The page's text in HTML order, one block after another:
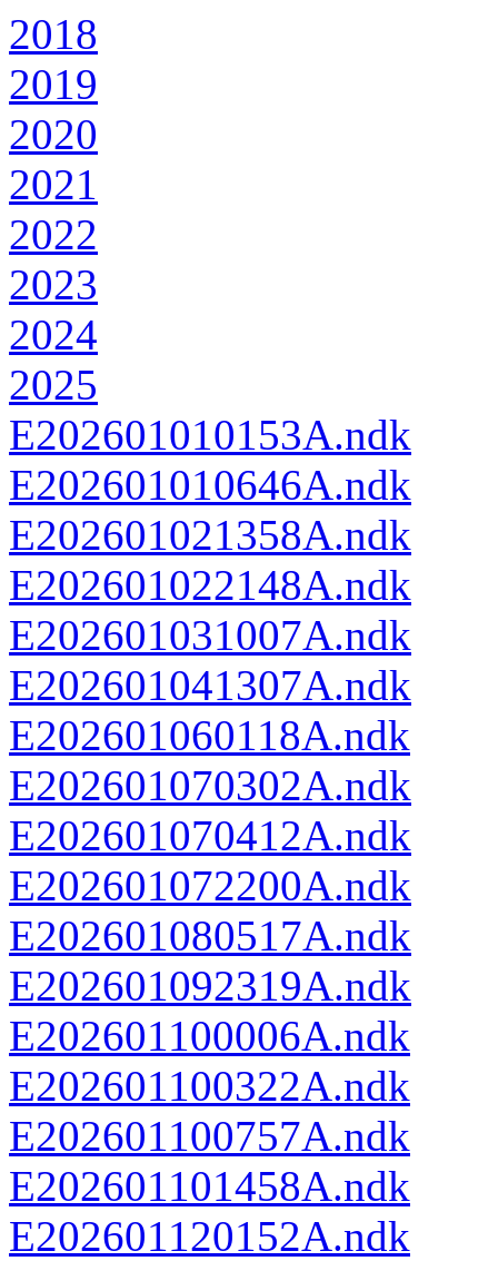
2018
2019
2020
2021
2022
2023
2024
2025
E202601010153A.ndk
E202601010646A.ndk
E202601021358A.ndk
E202601022148A.ndk
E202601031007A.ndk
E202601041307A.ndk
E202601060118A.ndk
E202601070302A.ndk
E202601070412A.ndk
E202601072200A.ndk
E202601080517A.ndk
E202601092319A.ndk
E202601100006A.ndk
E202601100322A.ndk
E202601100757A.ndk
E202601101458A.ndk
E202601120152A.ndk